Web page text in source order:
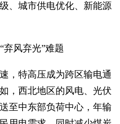
、城市供电优化、新能源
弃风弃光”难题
，特高压成为跨区输电通
，西北地区的风电、光伏
至中东部负荷中心，年输